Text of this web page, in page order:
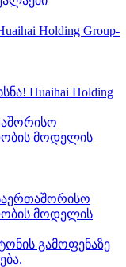
Huaihai Holding
საერთაშორისო
მოდელის